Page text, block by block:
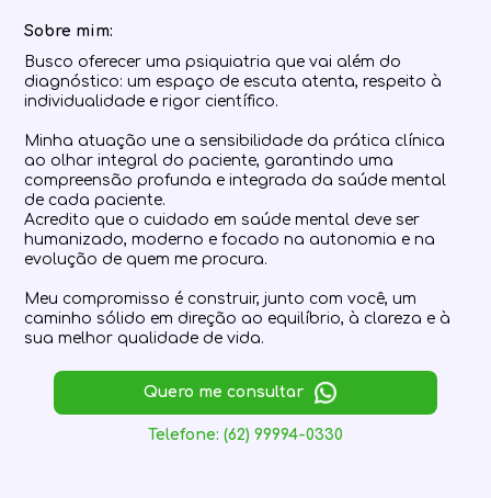
Sobre mim:
Busco oferecer uma psiquiatria que vai além do
diagnóstico: um espaço de escuta atenta, respeito à
individualidade e rigor científico.
Minha atuação une a sensibilidade da prática clínica
ao olhar integral do paciente, garantindo uma
compreensão profunda e integrada da saúde mental
de cada paciente.
Acredito que o cuidado em saúde mental deve ser
humanizado, moderno e focado na autonomia e na
evolução de quem me procura.
Meu compromisso é construir, junto com você, um
caminho sólido em direção ao equilíbrio, à clareza e à
sua melhor qualidade de vida.
Quero me consultar
Telefone: (62) 99994-0330